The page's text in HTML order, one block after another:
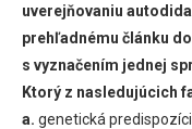
uverejňovaniu
prehľadnému článku
s vyznačením jednej
Ktorý z nasledujúcich
a. genetická